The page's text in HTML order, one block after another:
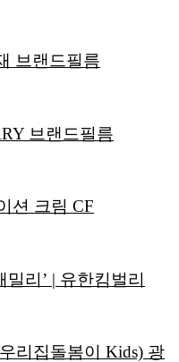
브랜드필름
브랜드필름
션 크림 CF
리’ | 유한킴벌리
리집돌봄이 Kids) 광